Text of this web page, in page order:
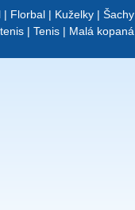
| Florbal | Kuželky | Šachy
| Tenis | Malá kopaná